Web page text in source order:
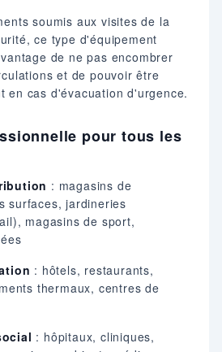
soumis aux visites de la
ce type d'équipement
de ne pas encombrer
et de pouvoir être
en cas d'évacuation d'urgence.
pour tous les
: magasins de
surfaces, jardineries
magasins de sport,
: hôtels, restaurants,
thermaux, centres de
: hôpitaux, cliniques,